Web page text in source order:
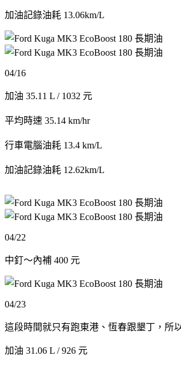
加油記錄油耗 13.06km/L
04/16
加油 35.11 L / 1032 元
平均時速 35.14 km/hr
行車電腦油耗 13.4 km/L
加油記錄油耗 12.62km/L
04/22
中釘～內補 400 元
04/23
這段時間就只有跑東港、恆春跟墾丁，所
加油 31.06 L / 926 元